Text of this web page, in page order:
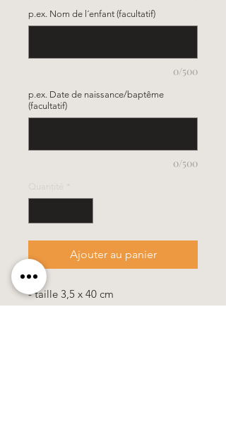
p.ex. Nom de l´enfant (facultatif)
0/500
p.ex. Date de naissance/baptême
(facultatif)
0/500
Quantité
Ajouter au panier
- taille 3,5 x 40 cm
- cette bougie est emballé dans un